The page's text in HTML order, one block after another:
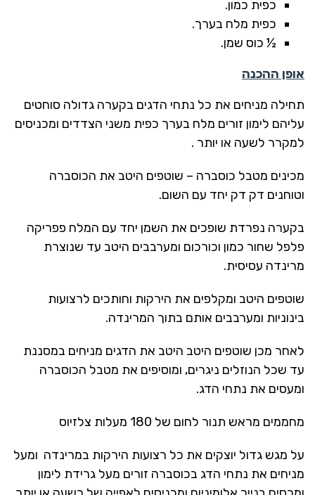
כפית כמון.
כפית מלח בערך.
½ כוס שמן.
אופן ההכנה
תחילה מניחים את כל נתחי הדגים בקערה גדולה סוחטים
עליהם לימון זורים מלח בערך כפית משני הצדדים ומכניסים
למקרר לשעה או יותר .
מכינים מטבל כוסברה – שוטפים היטב את הכוסברה
וטוחנים דק דק יחד עם השום.
בקערה נפרדת שופכים את השמן יחד עם המלח פפריקה
פלפל שחור כמון וכורכום ומערבבים היטב עד שנוצרת
מרינדה עסיסית.
שוטפים היטב ומקלפים את הירקות וחותכים לרצועות
בינוניות ומערבבים אותם בתוך המרינדה.
לאחר מכן שוטפים היטב היטב את הדגים מניחים במסננת
עד שכל הנוזלים ניגרים, ומוסיפים את מטבל הכוסברה
ומעסים את נתחי הדג.
מחממים מראש תנור לחום של 180 מעלות צלזיוס
על מגש גדול יוצקים את כל רצועות הירקות במרינדה ומעל
מניחים את נתחי הדג בכוסברה זורים מעל גרידת לימון